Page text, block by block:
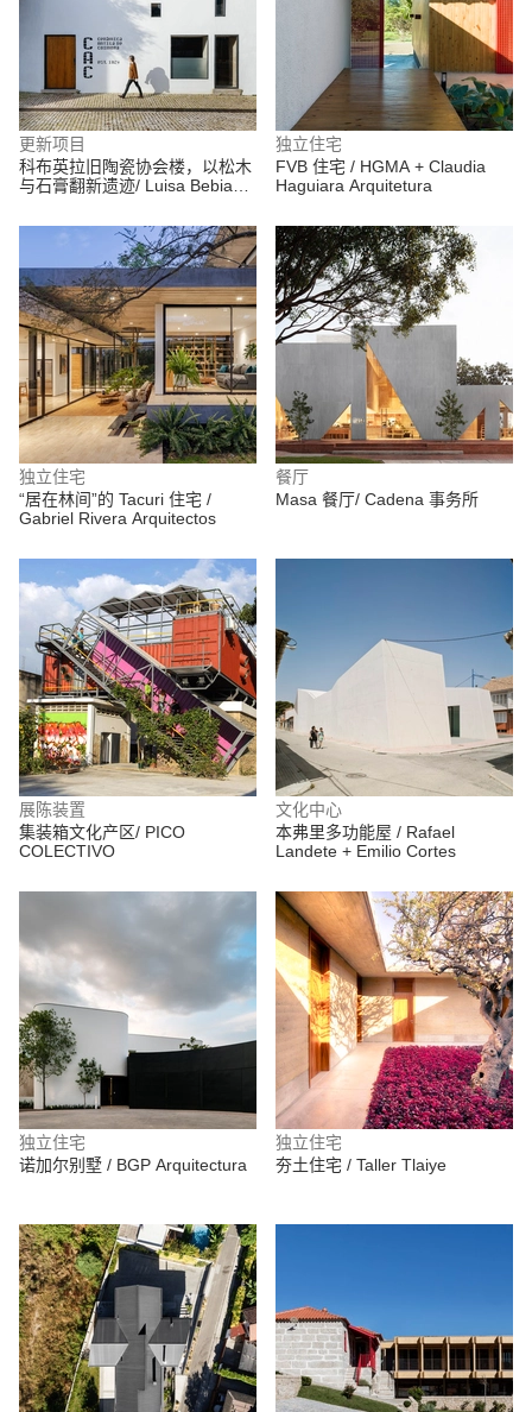
更新项目
科布英拉旧陶瓷协会楼，以松木
与石膏翻新遗迹/ Luisa Bebiano
独立住宅
FVB 住宅 / HGMA + Claudia
Haguiara Arquitetura
独立住宅
“居在林间”的 Tacuri 住宅 /
Gabriel Rivera Arquitectos
餐厅
Masa 餐厅/ Cadena 事务所
展陈装置
集装箱文化产区/ PICO
COLECTIVO
文化中心
本弗里多功能屋 / Rafael
Landete + Emilio Cortes
独立住宅
诺加尔别墅 / BGP Arquitectura
独立住宅
夯土住宅 / Taller Tlaiye